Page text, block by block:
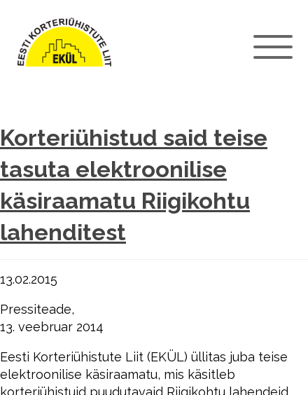
Korteriühistud said teise
tasuta elektroonilise
käsiraamatu Riigikohtu
lahenditest
13.02.2015
Pressiteade,
13. veebruar 2014
Eesti Korteriühistute Liit (EKÜL) üllitas juba teise
elektroonilise käsiraamatu, mis käsitleb
korteriühistuid puudutavaid Riigikohtu lahendeid.